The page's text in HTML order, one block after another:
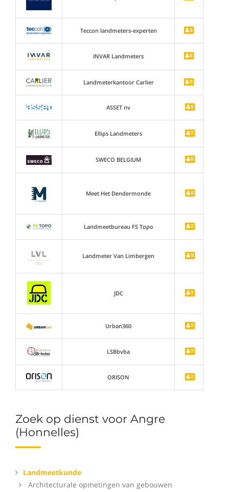
Zoek op dienst voor Angre
(Honnelles)
Landmeetkunde
Architecturale opmetingen van gebouwen
Teccon landmeters-experten
INVAR Landmeters
Landmeterkantoor Carlier
ASSET nv
Ellips Landmeters
SWECO BELGIUM
Meet Het Dendermonde
Landmeetbureau FS Topo
Landmeter Van Limbergen
JDC
Urban360
LSBbvba
ORISON